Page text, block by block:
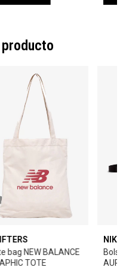
bag NEW BALANCE
TOTE
NIKE